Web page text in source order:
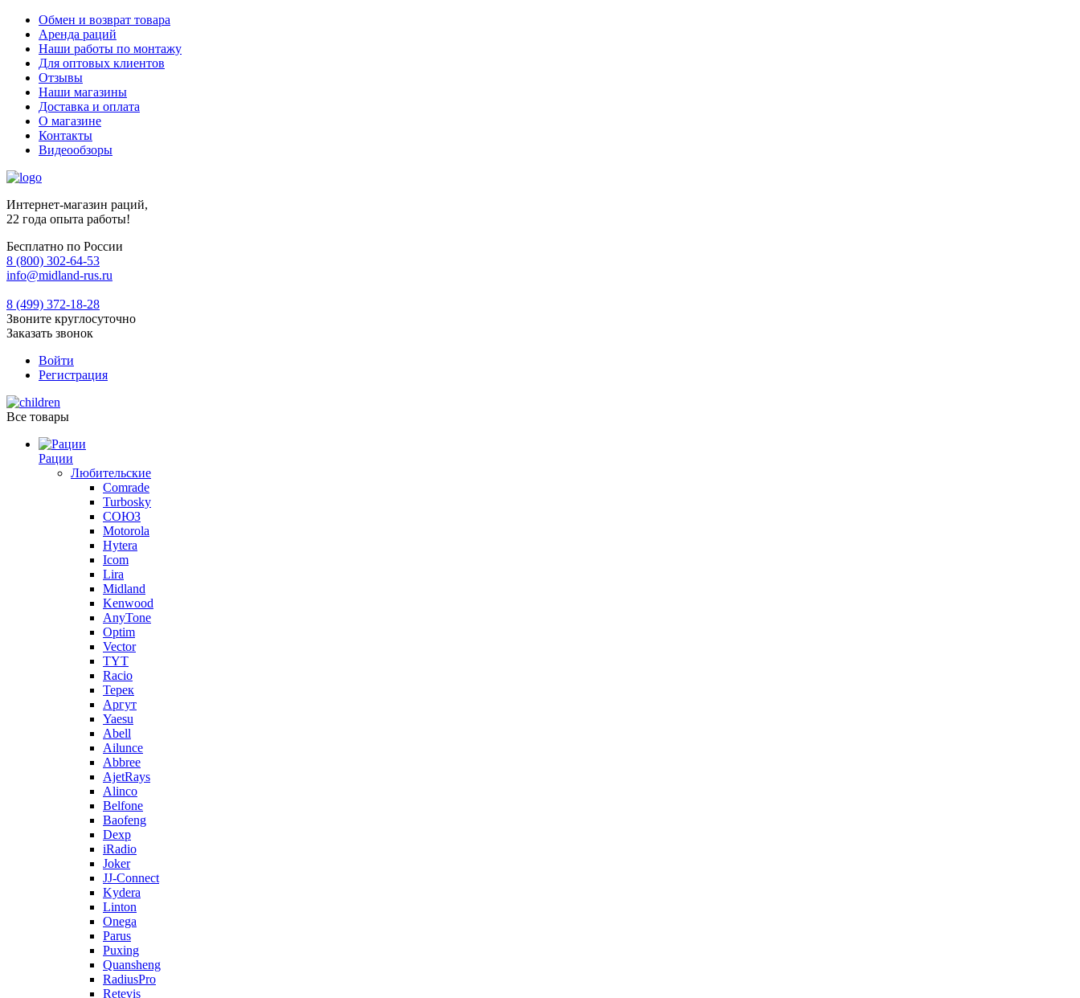
Обмен и возврат товара
Аренда раций
Наши работы по монтажу
Для оптовых клиентов
Отзывы
Наши магазины
Доставка и оплата
О магазине
Контакты
Видеообзоры
Интернет-магазин раций,
22 года опыта работы!
Бесплатно по России
8 (800) 302-64-53
info@midland-rus.ru
8 (499) 372-18-28
Звоните круглосуточно
Заказать звонок
Войти
Регистрация
Все товары
Рации
Любительские
Comrade
Turbosky
СОЮЗ
Motorola
Hytera
Icom
Lira
Midland
Kenwood
AnyTone
Optim
Vector
TYT
Racio
Терек
Аргут
Yaesu
Abell
Ailunce
Abbree
AjetRays
Alinco
Belfone
Baofeng
Dexp
iRadio
Joker
JJ-Connect
Kydera
Linton
Onega
Parus
Puxing
Quansheng
RadiusPro
Retevis